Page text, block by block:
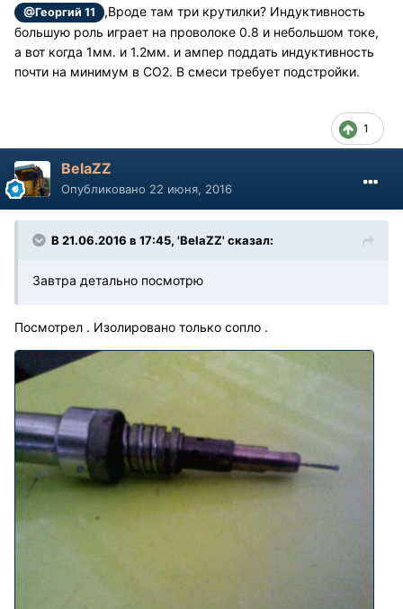
@Георгий 11
,Вроде там три крутилки? Индуктивность
большую роль играет на проволоке 0.8 и небольшом токе,
а вот когда 1мм. и 1.2мм. и ампер поддать индуктивность
почти на минимум в СО2. В смеси требует подстройки.
1
BelaZZ
Опубликовано 22 июня, 2016
В 21.06.2016 в 17:45, 'BelaZZ' сказал:
Завтра детально посмотрю
Посмотрел . Изолировано только сопло .